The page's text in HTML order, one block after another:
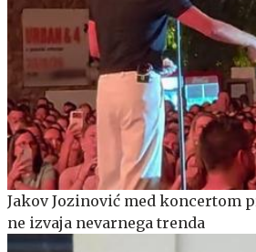
Jakov Jozinović med koncertom
ne izvaja nevarnega trenda